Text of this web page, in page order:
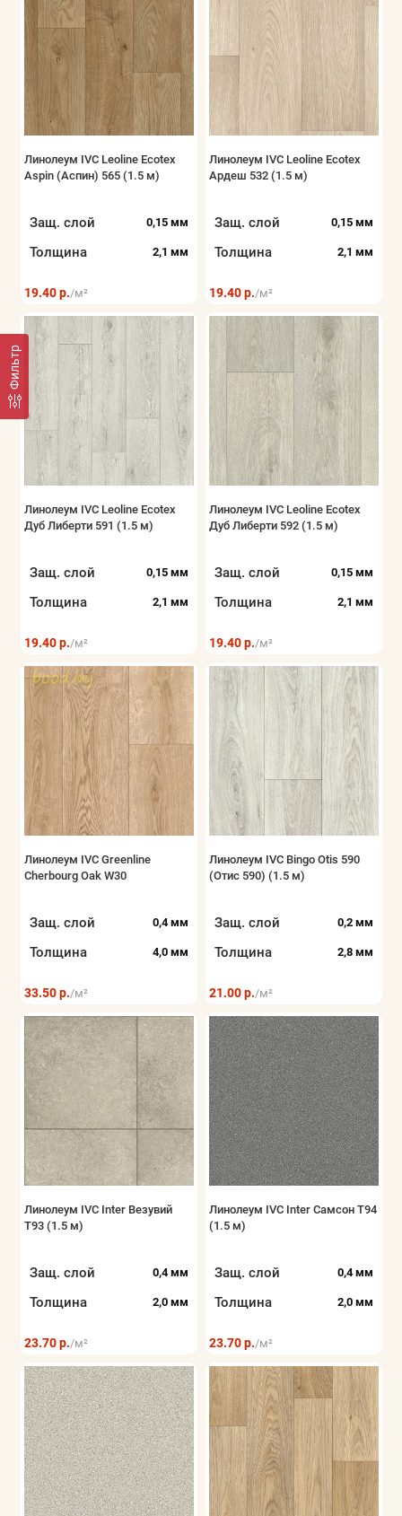
Фильтр
Линолеум IVC Leoline Ecotex
Aspin (Аспин) 565 (1.5 м)
Защ. слой 0,15 мм
Толщина 2,1 мм
19.40 р./м²
Линолеум IVC Leoline Ecotex
Ардеш 532 (1.5 м)
Защ. слой 0,15 мм
Толщина 2,1 мм
19.40 р./м²
Линолеум IVC Leoline Ecotex
Дуб Либерти 591 (1.5 м)
Защ. слой 0,15 мм
Толщина 2,1 мм
19.40 р./м²
Линолеум IVC Leoline Ecotex
Дуб Либерти 592 (1.5 м)
Защ. слой 0,15 мм
Толщина 2,1 мм
19.40 р./м²
Линолеум IVC Greenline
Cherbourg Oak W30
Защ. слой 0,4 мм
Толщина 4,0 мм
33.50 р./м²
Линолеум IVC Bingo Otis 590
(Отис 590) (1.5 м)
Защ. слой 0,2 мм
Толщина 2,8 мм
21.00 р./м²
Линолеум IVC Inter Везувий
T93 (1.5 м)
Защ. слой 0,4 мм
Толщина 2,0 мм
23.70 р./м²
Линолеум IVC Inter Самсон T94
(1.5 м)
Защ. слой 0,4 мм
Толщина 2,0 мм
23.70 р./м²